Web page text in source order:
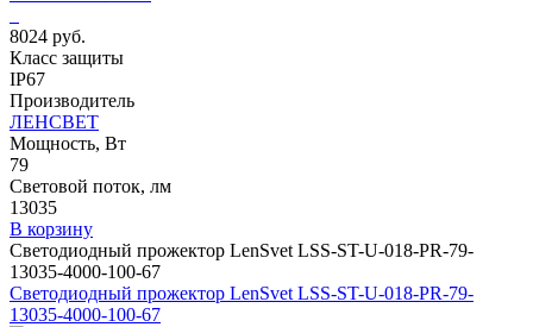
8024 руб.
Класс защиты
IP67
Производитель
ЛЕНСВЕТ
Мощность, Вт
79
Световой поток, лм
13035
В корзину
Светодиодный прожектор LenSvet LSS-ST-U-018-PR-79-
13035-4000-100-67
Светодиодный прожектор LenSvet LSS-ST-U-018-PR-79-
13035-4000-100-67